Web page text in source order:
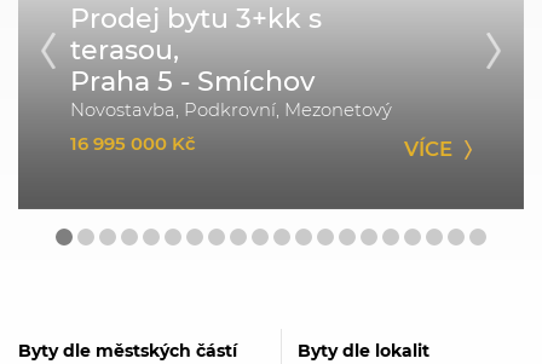
Prodej bytu 3+kk s
terasou,
Praha 5 - Smíchov
Novostavba, Podkrovní, Mezonetový
16 995 000 Kč
VÍCE
Byty dle městských částí Byty dle lokalit